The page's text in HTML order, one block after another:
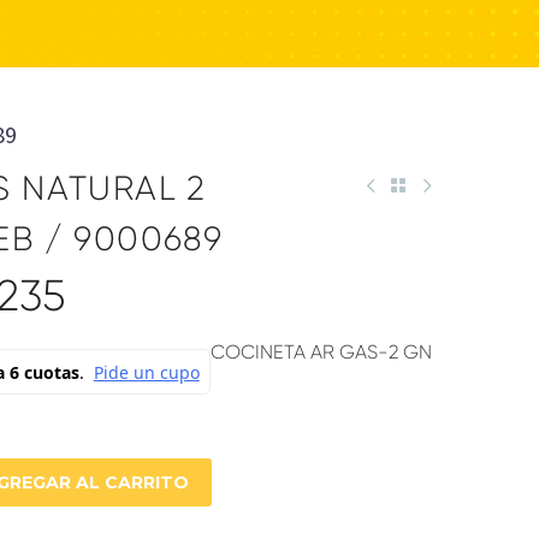
NATURAL 2
/ 9000689
COCINETA AR GAS-2 GN
AL CARRITO